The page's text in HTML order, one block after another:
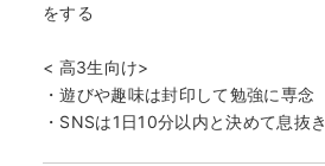
をする
< 高3生向け>
・遊びや趣味は封印して勉強に専念
・SNSは1日10分以内と決めて息抜き